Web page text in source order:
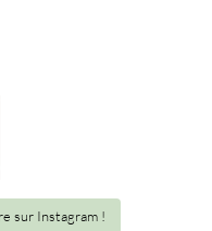
sur Instagram !